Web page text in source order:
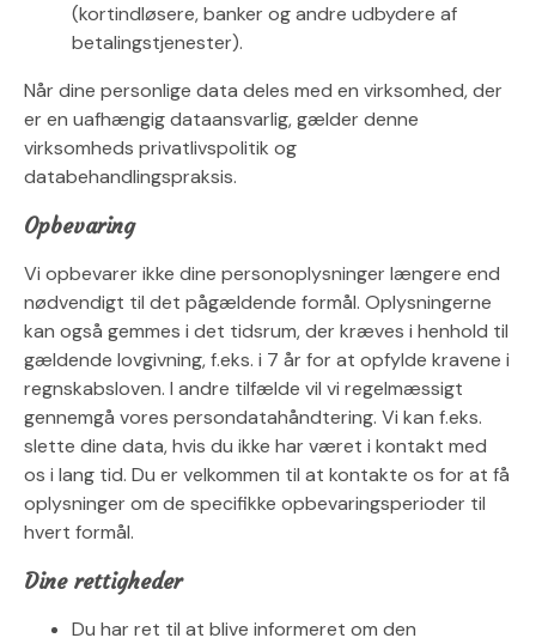
(kortindløsere, banker og andre udbydere af
betalingstjenester).
Når dine personlige data deles med en virksomhed, der
er en uafhængig dataansvarlig, gælder denne
virksomheds privatlivspolitik og
databehandlingspraksis.
Opbevaring
Vi opbevarer ikke dine personoplysninger længere end
nødvendigt til det pågældende formål. Oplysningerne
kan også gemmes i det tidsrum, der kræves i henhold til
gældende lovgivning, f.eks. i 7 år for at opfylde kravene i
regnskabsloven. I andre tilfælde vil vi regelmæssigt
gennemgå vores persondatahåndtering. Vi kan f.eks.
slette dine data, hvis du ikke har været i kontakt med
os i lang tid. Du er velkommen til at kontakte os for at få
oplysninger om de specifikke opbevaringsperioder til
hvert formål.
Dine rettigheder
Du har ret til at blive informeret om den